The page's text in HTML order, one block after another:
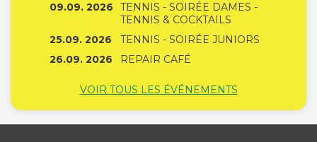
09.09. 2026
TENNIS - SOIRÉE DAMES -
TENNIS & COCKTAILS
25.09. 2026
TENNIS - SOIRÉE JUNIORS
26.09. 2026
REPAIR CAFÉ
VOIR TOUS LES ÉVÉNEMENTS